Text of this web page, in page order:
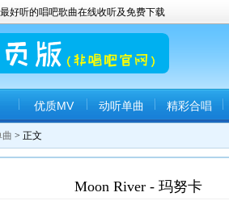
好听的唱吧歌曲在线收听及免费下载
优质MV 动听单曲 精彩合唱
曲 > 正文
Moon River - 玛努卡